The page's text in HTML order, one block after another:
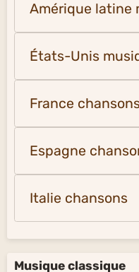
Amérique latine
États-Unis
France
Espagne
Italie chansons
Musique classique